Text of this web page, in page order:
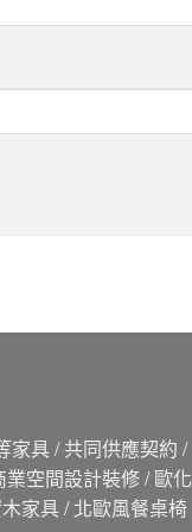
家具 / 共同供應契約 /
空間設計裝修 / 歐化
家具 / 北歐風餐桌椅